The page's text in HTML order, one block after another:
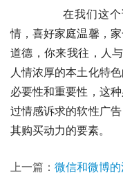
情，喜好家庭温馨，
道德，你来我往，人
人情浓厚的本土化特
必要性和重要性，这
过情感诉求的软性广
其购买动力的要素。
上一篇： 微信和微博